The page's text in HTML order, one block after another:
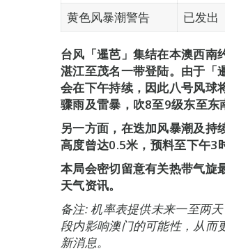
黄色风暴潮警告 已发出
台风「暹芭」集结在本澳西南
湛江至茂名一带登陆。由于「
会在下午持续，因此八号风球
骤雨及雷暴，吹8至9级东至东
另一方面，在迭加风暴潮及持
高度曾达0.5米，预料至下午3
本局会密切留意有关热带气旋
天气资讯。
备注: 机率表提供未来一至两
段内影响澳门的可能性，从而
新消息。